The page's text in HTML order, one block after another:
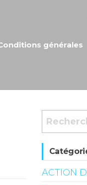
générales
ACTION